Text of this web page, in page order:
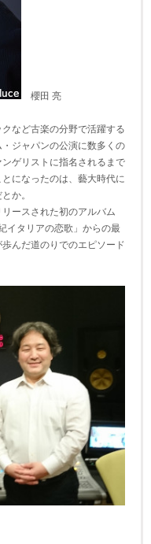
櫻田 亮
など古楽の分野で活躍する
ジャパンの公演に数多くの
ゲリストに指名されるまで
になったのは、藝大時代に
か。
ースされた初のアルバム
イタリアの恋歌」からの最
んだ道のりでのエピソード